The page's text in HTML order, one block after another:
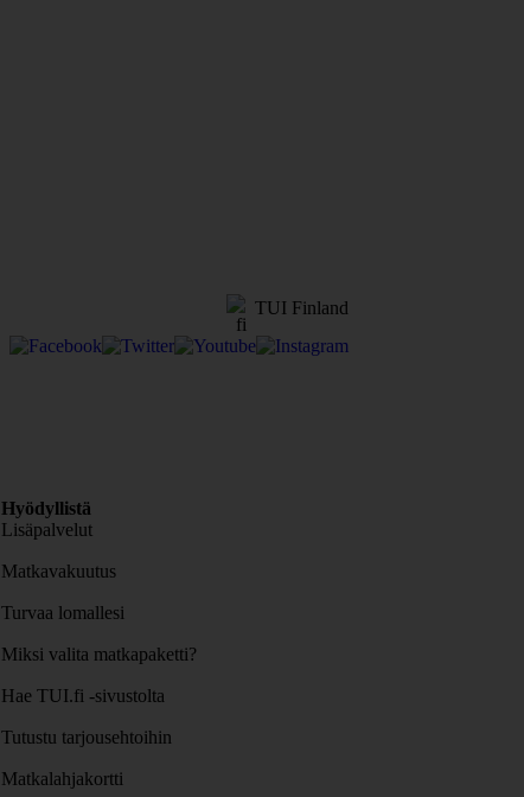
TUI Finland
Hyödyllistä
Lisäpalvelut
Matkavakuutus
Turvaa lomallesi
Miksi valita matkapaketti?
Hae TUI.fi -sivustolta
Tutustu tarjousehtoihin
Matkalahjakortti